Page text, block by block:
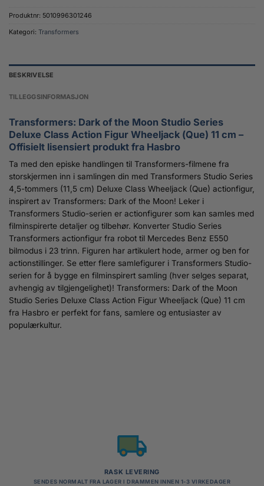
Produktnr: 5010996301246
Kategori: Transformers
BESKRIVELSE
TILLEGGSINFORMASJON
Transformers: Dark of the Moon Studio Series
Deluxe Class Action Figur Wheeljack (Que) 11 cm –
Offisielt lisensiert produkt fra Hasbro
Ta med den episke handlingen til Transformers-filmene fra
storskjermen inn i samlingen din med Transformers Studio Series
4,5-tommers (11,5 cm) Deluxe Class Wheeljack (Que) actionfigur,
inspirert av Transformers: Dark of the Moon! Leker i
Transformers Studio-serien er actionfigurer som kan samles med
filminspirerte detaljer og tilbehør. Konverter Studio Series
Transformers actionfigur fra robot til Mercedes Benz E550
bilmodus i 23 trinn. Figuren har artikulert hode, armer og ben for
actionstillinger. Se etter flere samlefigurer i Transformers Studio-
serien for å bygge en filminspirert samling (hver selges separat,
avhengig av tilgjengelighet)! Transformers: Dark of the Moon
Studio Series Deluxe Class Action Figur Wheeljack (Que) 11 cm
fra Hasbro er perfekt for fans, samlere og entusiaster av
populærkultur.
RASK LEVERING
SENDES NORMALT FRA LAGER I DRAMMEN INNEN 1-3 VIRKEDAGER